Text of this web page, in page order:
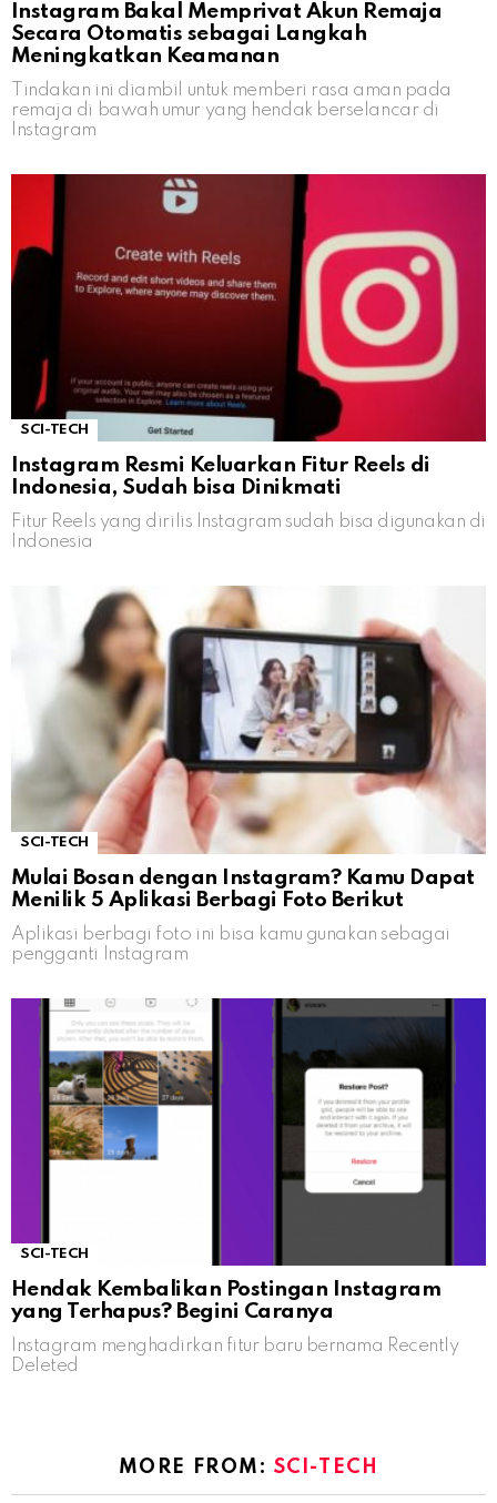
Instagram Bakal Memprivat Akun Remaja
Secara Otomatis sebagai Langkah
Meningkatkan Keamanan
Tindakan ini diambil untuk memberi rasa aman pada
remaja di bawah umur yang hendak berselancar di
Instagram
SCI-TECH
Instagram Resmi Keluarkan Fitur Reels di
Indonesia, Sudah bisa Dinikmati
Fitur Reels yang dirilis Instagram sudah bisa digunakan di
Indonesia
SCI-TECH
Mulai Bosan dengan Instagram? Kamu Dapat
Menilik 5 Aplikasi Berbagi Foto Berikut
Aplikasi berbagi foto ini bisa kamu gunakan sebagai
pengganti Instagram
SCI-TECH
Hendak Kembalikan Postingan Instagram
yang Terhapus? Begini Caranya
Instagram menghadirkan fitur baru bernama Recently
Deleted
MORE FROM: SCI-TECH